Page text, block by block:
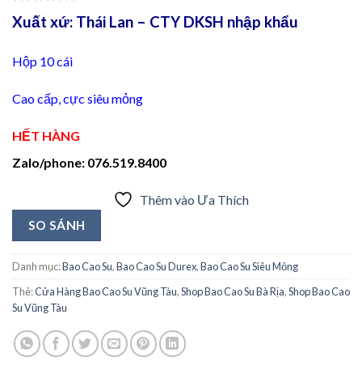
5.00trên 5
dựa trên
2
Xuất xứ: Thái Lan – CTY DKSH nhập khẩu
Hộp 10 cái
Cao cấp, cực siêu mỏng
HẾT HÀNG
Zalo/phone: 076.519.8400
Thêm vào Ưa Thích
SO SÁNH
Danh mục:Bao Cao Su,Bao Cao Su Durex,Bao Cao Su Siêu Mỏng
Thẻ:Cửa Hàng Bao Cao Su Vũng Tàu,Shop Bao Cao Su Bà Rịa,Shop Bao Cao
Su Vũng Tàu